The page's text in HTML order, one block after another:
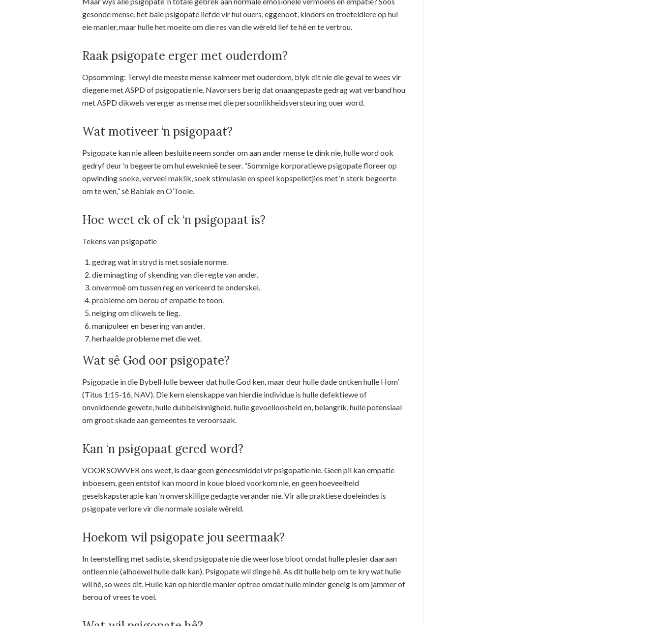
gesonde mense, het baie psigopate liefde vir hul ouers, eggenoot, kinders en troeteldiere op hul
eie manier, maar hulle het moeite om die res van die wêreld lief te hê en te vertrou.
Raak psigopate erger met ouderdom?
Opsomming: Terwyl die meeste mense kalmeer met ouderdom, blyk dit nie die geval te wees vir
diegene met ASPD of psigopatie nie. Navorsers berig dat onaangepaste gedrag wat verband hou
met ASPD dikwels vererger as mense met die persoonlikheidsversteuring ouer word.
Wat motiveer ‘n psigopaat?
Psigopate kan nie alleen besluite neem sonder om aan ander mense te dink nie, hulle word ook
gedryf deur ‘n begeerte om hul eweknieë te seer. “Sommige korporatiewe psigopate floreer op
opwinding soeke, verveel maklik, soek stimulasie en speel kopspelletjies met ‘n sterk begeerte
om te wen,” sê Babiak en O’Toole.
Hoe weet ek of ek ‘n psigopaat is?
Tekens van psigopatie
gedrag wat in stryd is met sosiale norme.
die minagting of skending van die regte van ander.
onvermoë om tussen reg en verkeerd te onderskei.
probleme om berou of empatie te toon.
neiging om dikwels te lieg.
manipuleer en besering van ander.
herhaalde probleme met die wet.
Wat sê God oor psigopate?
Psigopatie in die BybelHulle beweer dat hulle God ken, maar deur hulle dade ontken hulle Hom’
(Titus 1:15-16, NAV). Die kern eienskappe van hierdie individue is hulle defektiewe of
onvoldoende gewete, hulle dubbelsinnigheid, hulle gevoelloosheid en, belangrik, hulle potensiaal
om groot skade aan gemeentes te veroorsaak.
Kan ‘n psigopaat gered word?
VOOR SOWVER ons weet, is daar geen geneesmiddel vir psigopatie nie. Geen pil kan empatie
inboesem, geen entstof kan moord in koue bloed voorkom nie, en geen hoeveelheid
geselskapsterapie kan ‘n onverskillige gedagte verander nie. Vir alle praktiese doeleindes is
psigopate verlore vir die normale sosiale wêreld.
Hoekom wil psigopate jou seermaak?
In teenstelling met sadiste, skend psigopate nie die weerlose bloot omdat hulle plesier daaraan
ontleen nie (alhoewel hulle dalk kan). Psigopate wil dinge hê. As dit hulle help om te kry wat hulle
wil hê, so wees dit. Hulle kan op hierdie manier optree omdat hulle minder geneig is om jammer of
berou of vrees te voel.